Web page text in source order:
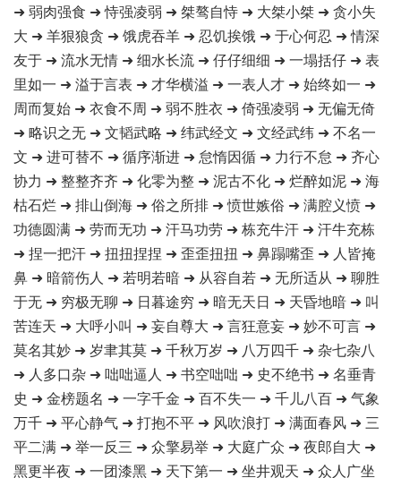
➜ 弱肉强食 ➜ 恃强凌弱 ➜ 桀骜自恃 ➜ 大桀小桀 ➜ 贪小失
大 ➜ 羊狠狼贪 ➜ 饿虎吞羊 ➜ 忍饥挨饿 ➜ 于心何忍 ➜ 情深
友于 ➜ 流水无情 ➜ 细水长流 ➜ 仔仔细细 ➜ 一塌括仔 ➜ 表
里如一 ➜ 溢于言表 ➜ 才华横溢 ➜ 一表人才 ➜ 始终如一 ➜
周而复始 ➜ 衣食不周 ➜ 弱不胜衣 ➜ 倚强凌弱 ➜ 无偏无倚
➜ 略识之无 ➜ 文韬武略 ➜ 纬武经文 ➜ 文经武纬 ➜ 不名一
文 ➜ 进可替不 ➜ 循序渐进 ➜ 怠惰因循 ➜ 力行不怠 ➜ 齐心
协力 ➜ 整整齐齐 ➜ 化零为整 ➜ 泥古不化 ➜ 烂醉如泥 ➜ 海
枯石烂 ➜ 排山倒海 ➜ 俗之所排 ➜ 愤世嫉俗 ➜ 满腔义愤 ➜
功德圆满 ➜ 劳而无功 ➜ 汗马功劳 ➜ 栋充牛汗 ➜ 汗牛充栋
➜ 捏一把汗 ➜ 扭扭捏捏 ➜ 歪歪扭扭 ➜ 鼻蹋嘴歪 ➜ 人皆掩
鼻 ➜ 暗箭伤人 ➜ 若明若暗 ➜ 从容自若 ➜ 无所适从 ➜ 聊胜
于无 ➜ 穷极无聊 ➜ 日暮途穷 ➜ 暗无天日 ➜ 天昏地暗 ➜ 叫
苦连天 ➜ 大呼小叫 ➜ 妄自尊大 ➜ 言狂意妄 ➜ 妙不可言 ➜
莫名其妙 ➜ 岁聿其莫 ➜ 千秋万岁 ➜ 八万四千 ➜ 杂七杂八
➜ 人多口杂 ➜ 咄咄逼人 ➜ 书空咄咄 ➜ 史不绝书 ➜ 名垂青
史 ➜ 金榜题名 ➜ 一字千金 ➜ 百不失一 ➜ 千儿八百 ➜ 气象
万千 ➜ 平心静气 ➜ 打抱不平 ➜ 风吹浪打 ➜ 满面春风 ➜ 三
平二满 ➜ 举一反三 ➜ 众擎易举 ➜ 大庭广众 ➜ 夜郎自大 ➜
黑更半夜 ➜ 一团漆黑 ➜ 天下第一 ➜ 坐井观天 ➜ 众人广坐